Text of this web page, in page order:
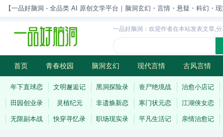
【一品好脑洞 - 全品类 AI 原创文学平台｜脑洞玄幻・言情・悬疑・科幻・
一品好脑洞：欢迎作者在本站发表文章,
首页 青春校园 脑洞玄幻 现代言情 古风言情
历史权谋 武侠江湖 灵异志怪 连载
年下直球恋 文明邂逅记 黑洞探险录 丧尸绝境战 治愈小店记
田园创业录 灵植纪元 非遗焕新恋 寒门状元恋 江湖侠女恋
无限副本战 快穿寻忆录 职场现实录 平凡生活记 亲情治愈记